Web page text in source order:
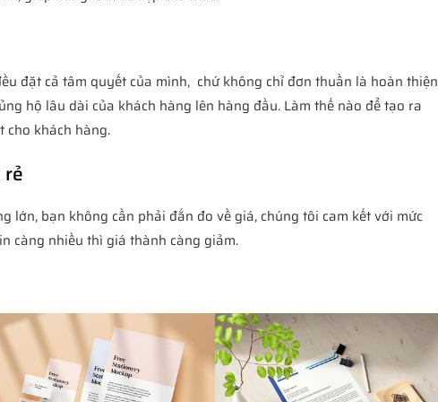
đặt cả tâm quyết của mình, chứ không chỉ đơn thuần là hoàn thiện
hộ lâu dài của khách hàng lên hàng đầu. Làm thế nào để tạo ra
cho khách hàng.
lớn, bạn không cần phải đắn đo về giá, chúng tôi cam kết với mức
càng nhiều thì giá thành càng giảm.